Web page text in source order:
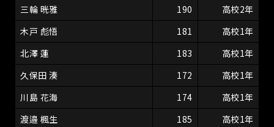
三輪 晄雅
190
高校2年
木戸 彪悟
181
高校1年
北澤 蓮
183
高校1年
久保田 湊
172
高校1年
川島 花海
174
高校1年
渡邉 楓生
185 高校1年